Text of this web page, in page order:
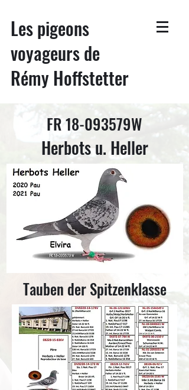
Les pigeons
voyageurs de
Rémy Hoffstetter
FR 18-093579W
Herbots u. Heller
Tauben der Spitzenklasse